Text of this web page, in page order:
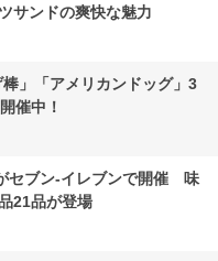
サンドの爽快な魅力
」「アメリカンドッグ」3
催中！
セブン-イレブンで開催 味
21品が登場